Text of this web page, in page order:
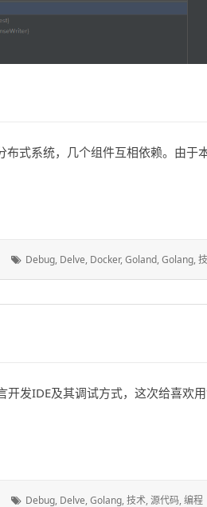
布式系统，几个组件互相依赖。由
标
Debug, Delve, Docker,Goland,Golang,
开发IDE及其调试方式，这次给喜欢
标
Debug, Delve,Golang,技术,源代码,编程